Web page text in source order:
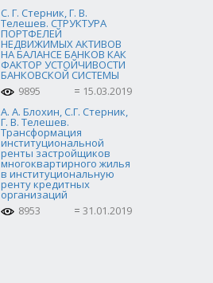
С. Г. Стерник, Г. В.
Телешев. СТРУКТУРА
ПОРТФЕЛЕЙ
НЕДВИЖИМЫХ АКТИВОВ
НА БАЛАНСЕ БАНКОВ КАК
ФАКТОР УСТОЙЧИВОСТИ
БАНКОВСКОЙ СИСТЕМЫ
9895
15.03.2019
А. А. Блохин, С.Г. Стерник,
Г. В. Телешев.
Трансформация
институциональной
ренты застройщиков
многоквартирного жилья
в институциональную
ренту кредитных
организаций
8953
31.01.2019